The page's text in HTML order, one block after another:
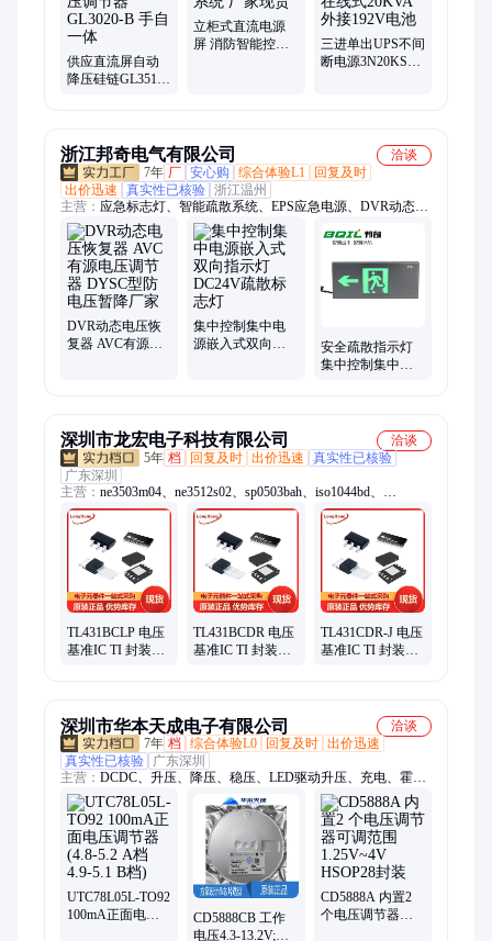
供应直流屏自动
降压硅链GL3515-
立柜式直流电源
屏 消防智能控制
三进单出UPS不间
断电源3N20KS高
浙江邦奇电气有限公司
洽谈
7年 厂 安心购 综合体验L1
回复及时
出价迅速
真实性已核验 浙江温州
主营： 应急标志灯、智能疏散系统、EPS应急电源、DVR动态电
压恢复器、疏散指示灯、消防标志灯、疏散标志灯、出口标志
灯、控制器分机、应急照明集中电源、应急疏散灯、地埋标志
灯、应急照明控制器、楼层显示灯、无线路灯控制、照明控制模
块、回路控制模块、应急照明配电箱、防爆应急灯具、消防应急
电源、防爆型应急照明集中电源、应急照明分配电装置、电源调
光通信模块、汽车充电桩
DVR动态电压恢
复器 AVC有源电
集中控制集中电
源嵌入式双向指
安全疏散指示灯
集中控制集中电
深圳市龙宏电子科技有限公司
洽谈
5年 档 回复及时 出价迅速
真实性已核验
广东深圳
主营： ne3503m04、ne3512s02、sp0503bah、iso1044bd、
lt8410edc、保险丝、比较器、b02p-vl-r、ase5s4010、触发器、解
码器、thvd1500d、thvd1451d、sy8032abc、hip2100ib、
opa4172id、连接器、mx1a-11nw、lshd-7501、ths4531id、二极
管、hsmm-c170、tps22914b、lf353dre4、装原封
TL431BCLP 电压
基准IC TI 封装
TL431BCDR 电压
基准IC TI 封装
TL431CDR-J 电压
基准IC TI 封装
深圳市华本天成电子有限公司
洽谈
7年 档 综合体验L0 回复及时 出价迅速
真实性已核验
广东深圳
主营： DCDC、升压、降压、稳压、LED驱动升压、充电、霍
尔、逻辑、三端稳压、可控硅、中高压MOS、运放、马达电机
驱动、过压保护、锂电保护、升降压芯片、计量芯片、快充协议
芯片、智融、国民技术、埃诚微IU
UTC78L05L-TO92
100mA正面电压
CD5888CB 工作
电压4.3-13.2V;内
CD5888A 内置2
个电压调节器可